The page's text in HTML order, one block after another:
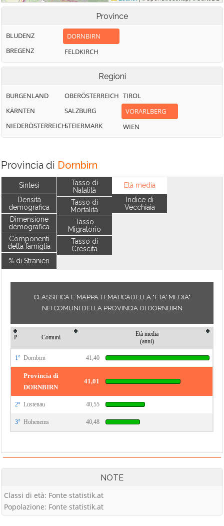
Province
BLUDENZ
BREGENZ
DORNBIRN
FELDKIRCH
Regioni
BURGENLAND
KÄRNTEN
NIEDERÖSTERREICH
OBERÖSTERREICH
SALZBURG
STEIERMARK
TIROL
VORARLBERG
WIEN
Provincia di Dornbirn
Sintesi
Densità
demografica
Dimensione
demografica
Componenti
della famiglia
% di Stranieri
Tasso di
Natalità
Tasso di
Mortalità
Tasso
Migratorio
Tasso di
Crescita
Età media
Indice di
Vecchiaia
CLASSIFICA E MAPPA TEMATICADELLA "ETA' MEDIA"
NEI COMUNI DELLA PROVINCIA DI DORNBIRN
P Comuni
Età media
(anni)
1° Dornbirn 41,40
Provincia di
DORNBIRN
41,01
2° Lustenau 40,55
3° Hohenems 40,48
NOTE
Classi di età: Fonte statistik.at
Popolazione: Fonte statistik.at